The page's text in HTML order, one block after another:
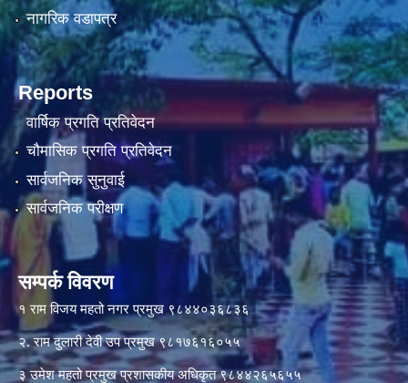
नागरिक वडापत्र
Reports
वार्षिक प्रगति प्रतिवेदन
चौमासिक प्रगति प्रतिवेदन
सार्वजनिक सुनुवाई
सार्वजनिक परीक्षण
सम्पर्क विवरण
१ राम विजय महतो नगर प्रमुख ९८४४०३६८३६
२. राम दुलारी देवी उप प्रमुख ९८१७६१६०५५
३ उमेश महतो प्रमुख प्रशासकीय अधिकृत ९८४४२६५६५५